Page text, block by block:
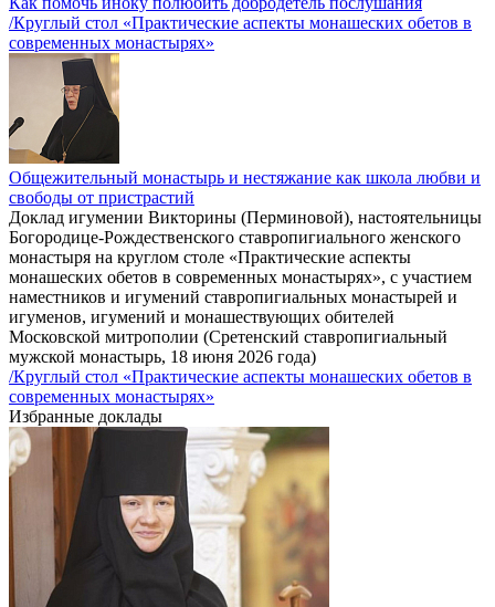
/Круглый стол «Практические аспекты монашеских обетов в
современных монастырях»
Общежительный монастырь и нестяжание как школа любви и
свободы от пристрастий
Доклад игумении Викторины (Перминовой), настоятельницы
Богородице-Рождественского ставропигиального женского
монастыря на круглом столе «Практические аспекты
монашеских обетов в современных монастырях», с участием
наместников и игумений ставропигиальных монастырей и
игуменов, игумений и монашествующих обителей
Московской митрополии (Сретенский ставропигиальный
мужской монастырь, 18 июня 2026 года)
/Круглый стол «Практические аспекты монашеских обетов в
современных монастырях»
Избранные доклады